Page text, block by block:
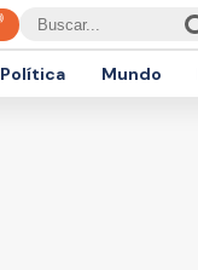
Política Mundo